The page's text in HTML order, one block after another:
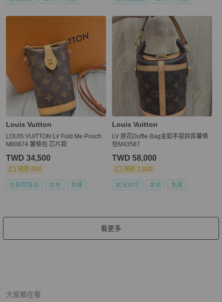
Louis Vuitton
LOUIS VUITTON LV Fold Me Pouch
M80874 薯條包 芯片款
TWD 34,500
現折 800
近新閒置品 本地 免運
Louis Vuitton
LV 原花Duffle Bag金釦手提斜背薯條
包M43587
TWD 58,000
現折 2,000
狀況尚可 本地 免運
看更多
大家都在看